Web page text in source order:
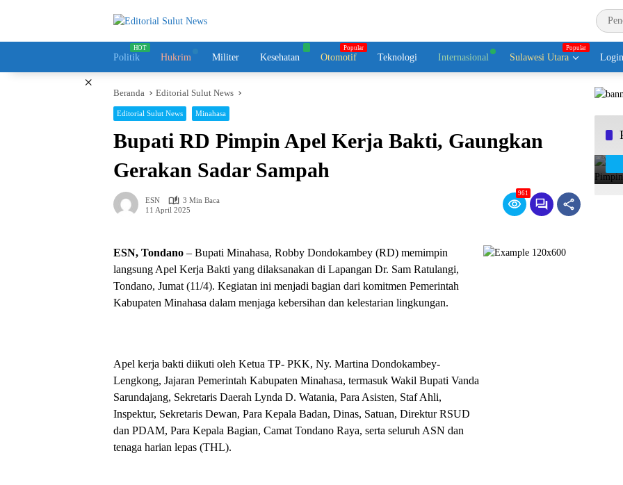
Politik Hukrim Militer Kesehatan Otomotif Teknologi Internasional Sulawesi Utara Login
×
Beranda Editorial Sulut News
Editorial Sulut News Minahasa
Bupati RD Pimpin Apel Kerja Bakti, Gaungkan
Gerakan Sadar Sampah
ESN
3 Min Baca
11 April 2025
961
ESN, Tondano – Bupati Minahasa, Robby Dondokambey (RD) memimpin
langsung Apel Kerja Bakti yang dilaksanakan di Lapangan Dr. Sam Ratulangi,
Tondano, Jumat (11/4). Kegiatan ini menjadi bagian dari komitmen Pemerintah
Kabupaten Minahasa dalam menjaga kebersihan dan kelestarian lingkungan.
Apel kerja bakti diikuti oleh Ketua TP- PKK, Ny. Martina Dondokambey-
Lengkong, Jajaran Pemerintah Kabupaten Minahasa, termasuk Wakil Bupati Vanda
Sarundajang, Sekretaris Daerah Lynda D. Watania, Para Asisten, Staf Ahli,
Inspektur, Sekretaris Dewan, Para Kepala Badan, Dinas, Satuan, Direktur RSUD
dan PDAM, Para Kepala Bagian, Camat Tondano Raya, serta seluruh ASN dan
tenaga harian lepas (THL).